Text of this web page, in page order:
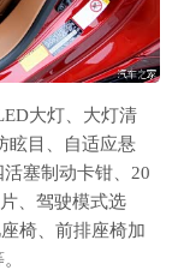
大灯、大灯清
眩目、自适应悬
塞制动卡钳、20
、驾驶模式选
椅、前排座椅加